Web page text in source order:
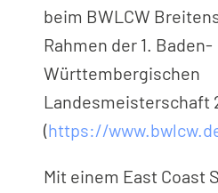
beim BWLCW
Rahmen der 1. Baden-
Württembergischen
Landesmeisterschaft
(https://
Mit einem East Coast